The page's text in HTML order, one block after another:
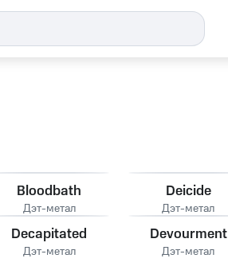
Bloodbath
Дэт-метал
Deicide
Дэт-метал
Decapitated
Дэт-метал
Devourment
Дэт-метал